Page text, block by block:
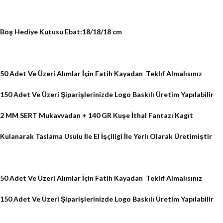
Boş Hediye Kutusu Ebat:18/18/18 cm
50 Adet Ve Üzeri Alımlar İçin Fatih Kayadan Teklıf Almalısınız
150 Adet Ve Üzeri Şiparişlerinizde Logo Baskılı Üretim Yapılabilir
2 MM SERT Mukavvadan + 140 GR Kuşe İthal Fantazı Kagıt
Kulanarak Taslama Usulu İle El İşçiligi İle Yerlı Olarak Üretimiştir
50 Adet Ve Üzeri Alımlar İçin Fatih Kayadan Teklıf Almalısınız
150 Adet Ve Üzeri Şiparişlerinizde Logo Baskılı Üretim Yapılabilir